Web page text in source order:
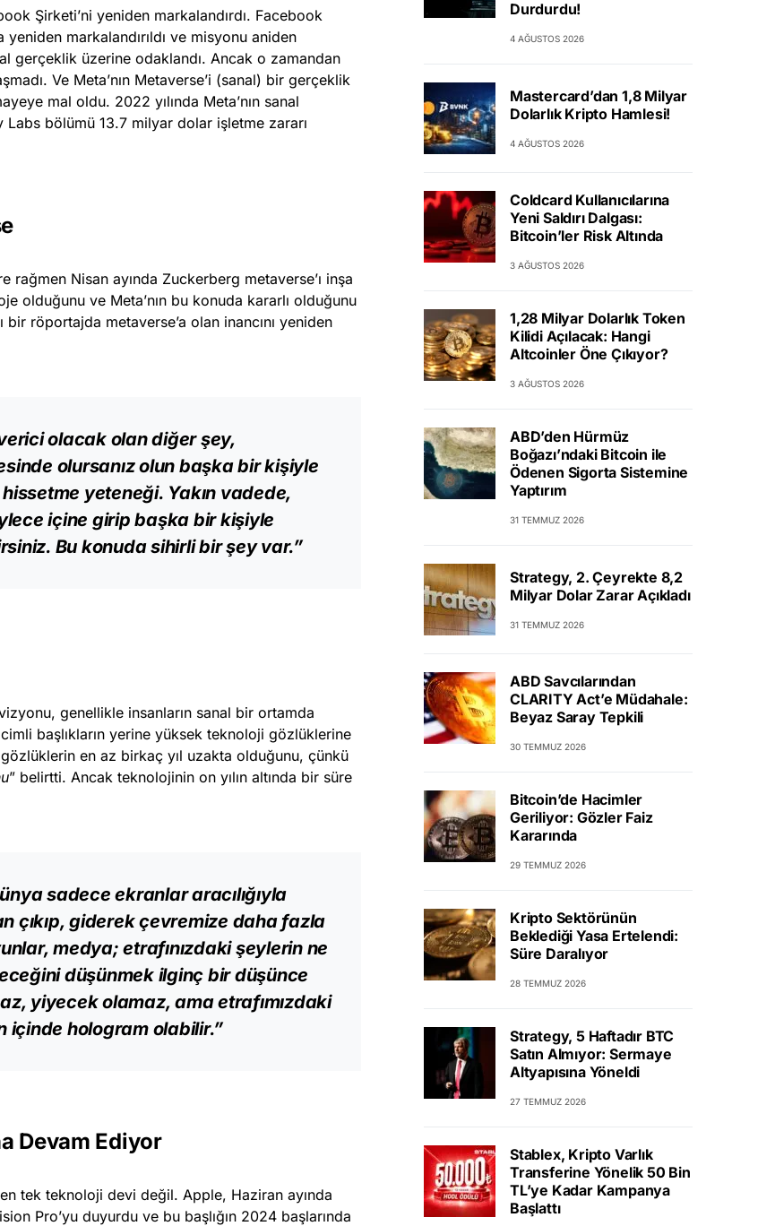
Şirketi’ni yeniden markalandırdı. Facebook
markalandırıldı ve misyonu aniden
gerçeklik üzerine odaklandı. Ancak o zamandan
Ve Meta’nın Metaverse’i (sanal) bir gerçeklik
mal oldu. 2022 yılında Meta’nın sanal
bölümü 13.7 milyar dolar işletme zararı
rağmen Nisan ayında Zuckerberg metaverse’ı inşa
olduğunu ve Meta’nın bu konuda kararlı olduğunu
bir röportajda metaverse’a olan inancını yeniden
olacak olan diğer şey,
olursanız olun başka bir kişiyle
yeteneği. Yakın vadede,
içine girip başka bir kişiyle
Bu konuda sihirli bir şey var.”
genellikle insanların sanal bir ortamda
başlıkların yerine yüksek teknoloji gözlüklerine
en az birkaç yıl uzakta olduğunu, çünkü
” belirtti. Ancak teknolojinin on yılın altında bir süre
sadece ekranlar aracılığıyla
çıkıp, giderek çevremize daha fazla
medya; etrafınızdaki şeylerin ne
düşünmek ilginç bir düşünce
yiyecek olamaz, ama etrafımızdaki
içinde hologram olabilir.”
Devam Ediyor
tek teknoloji devi değil. Apple, Haziran ayında
Pro’yu duyurdu ve bu başlığın 2024 başlarında
Durdurdu!
4 AĞUSTOS 2026
Mastercard’dan 1,8 Milyar
Dolarlık Kripto Hamlesi!
4 AĞUSTOS 2026
Coldcard Kullanıcılarına
Yeni Saldırı Dalgası:
Bitcoin’ler Risk Altında
3 AĞUSTOS 2026
1,28 Milyar Dolarlık Token
Kilidi Açılacak: Hangi
Altcoinler Öne Çıkıyor?
3 AĞUSTOS 2026
ABD’den Hürmüz
Boğazı’ndaki Bitcoin ile
Ödenen Sigorta Sistemine
Yaptırım
31 TEMMUZ 2026
Strategy, 2. Çeyrekte 8,2
Milyar Dolar Zarar Açıkladı
31 TEMMUZ 2026
ABD Savcılarından
CLARITY Act’e Müdahale:
Beyaz Saray Tepkili
30 TEMMUZ 2026
Bitcoin’de Hacimler
Geriliyor: Gözler Faiz
Kararında
29 TEMMUZ 2026
Kripto Sektörünün
Beklediği Yasa Ertelendi:
Süre Daralıyor
28 TEMMUZ 2026
Strategy, 5 Haftadır BTC
Satın Almıyor: Sermaye
Altyapısına Yöneldi
27 TEMMUZ 2026
Stablex, Kripto Varlık
Transferine Yönelik 50 Bin
TL’ye Kadar Kampanya
Başlattı